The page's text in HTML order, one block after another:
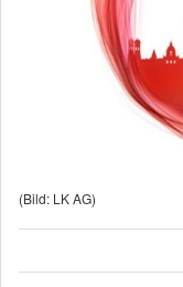
(Bild: LK AG)